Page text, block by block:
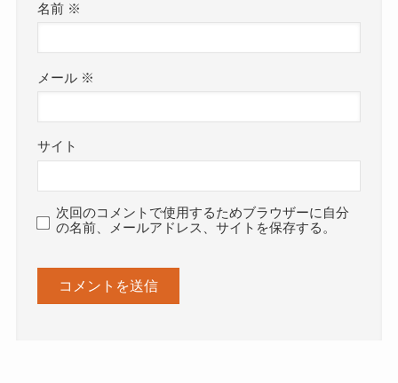
名前 ※
メール ※
サイト
次回のコメントで使用するためブラウザーに自分
の名前、メールアドレス、サイトを保存する。